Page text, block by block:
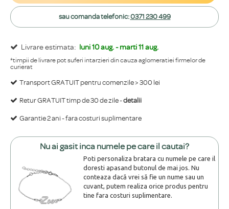
Livrare estimata: luni 10 aug. - marti 11 aug.
*timpii de livrare pot suferi intarzieri din cauza aglomeratiei firmelor de
curierat
Transport GRATUIT pentru comenzile > 300 lei
Retur GRATUIT timp de 30 de zile -detalii
Garantie 2 ani - fara costuri suplimentare
sau comanda telefonic:0371 230 499
Nu ai gasit inca numele pe care il cautai?
Poti personaliza bratara cu numele pe care il
doresti apasand butonul de mai jos. Nu
conteaza dacă vrei să fie un nume sau un
cuvant, putem realiza orice produs pentru
tine fara costuri suplimentare.